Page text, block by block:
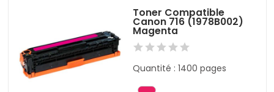
Toner Compatible
Canon 716 (1978B002)
Magenta
Quantité : 1400 pages